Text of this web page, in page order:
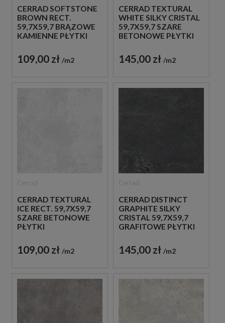
CERRAD SOFTSTONE
BROWN RECT.
59,7X59,7 BRĄZOWE
KAMIENNE PŁYTKI
109,00 zł m2
CERRAD TEXTURAL
WHITE SILKY CRISTAL
59,7X59,7 SZARE
BETONOWE PŁYTKI
145,00 zł m2
CERRAD TEXTURAL
ICE RECT. 59,7X59,7
SZARE BETONOWE
PŁYTKI
109,00 zł m2
CERRAD DISTINCT
GRAPHITE SILKY
CRISTAL 59,7X59,7
GRAFITOWE PŁYTKI
145,00 zł m2